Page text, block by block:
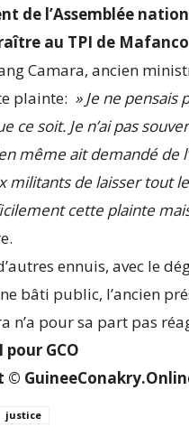
de l’Assemblée
au TPI de
Camara, ancien
plainte: » Je ne pensais
ce soit. Je n’ai pas
même ait demandé de
militants de laisser tout
cette plainte
ennuis, avec le
bâti public, l’ancien
n’a pour sa part pas
pour GCO
©
justice